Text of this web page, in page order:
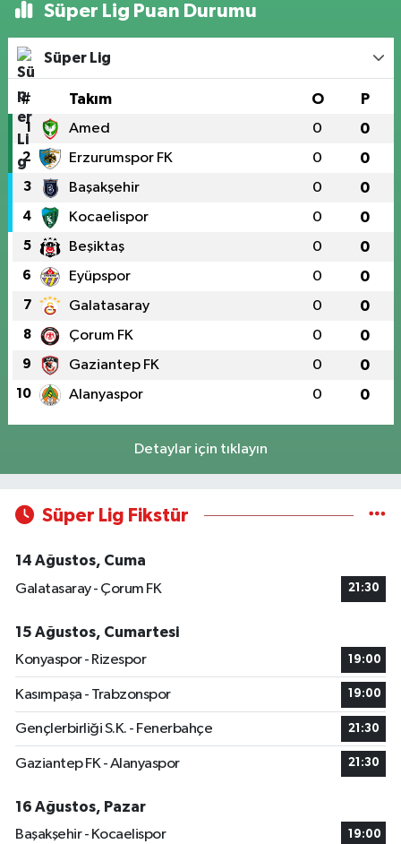
Süper Lig Puan Durumu
Süper Lig
# Takım O P
1 Amed 0 0
2 Erzurumspor FK 0 0
3 Başakşehir 0 0
4 Kocaelispor 0 0
5 Beşiktaş 0 0
6 Eyüpspor 0 0
7 Galatasaray 0 0
8 Çorum FK 0 0
9 Gaziantep FK 0 0
10 Alanyaspor 0 0
Detaylar için tıklayın
Süper Lig Fikstür
14 Ağustos, Cuma
Galatasaray - Çorum FK
21:30
15 Ağustos, Cumartesi
Konyaspor - Rizespor
19:00
Kasımpaşa - Trabzonspor 19:00
Gençlerbirliği S.K. - Fenerbahçe 21:30
Gaziantep FK - Alanyaspor 21:30
16 Ağustos, Pazar
Başakşehir - Kocaelispor
19:00